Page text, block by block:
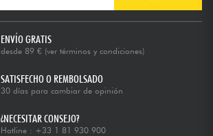
ENVÍO GRATIS
desde 89 € (ver términos y condiciones)
SATISFECHO O REMBOLSADO
30 días para cambiar de opinión
¿NECESITAR CONSEJO?
Hotline : +33 1 81 930 900